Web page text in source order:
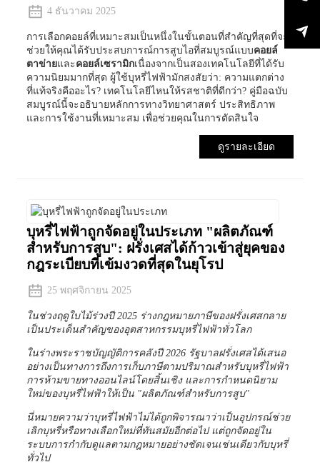
4 ธันวาคม 2025
การเลือกคอยล์ที่เหมาะสมเป็นหนึ่งในขั้นตอนที่สำคัญที่สุดที่จะ
ช่วยให้คุณได้รับประสบการณ์การสูบไอที่สมบูรณ์แบบคอยล์
ตาข่ายและคอยล์เซรามิกเนื่องจากเป็นสองเทคโนโลยีที่ได้รับ
ความนิยมมากที่สุด ผู้ใช้บุหรี่ไฟฟ้ามักสงสัยว่า: ความแตกต่าง
ที่แท้จริงคืออะไร? เทคโนโลยีไหนให้รสชาติที่ดีกว่า? คู่มือฉบับ
สมบูรณ์นี้จะอธิบายหลักการทางวิทยาศาสตร์ ประสิทธิภาพ
และการใช้งานที่เหมาะสม เพื่อช่วยคุณในการตัดสินใจ
ดูรายละเอียด
บุหรี่ไฟฟ้าถูกจัดอยู่ในประเภท "ผลิตภัณฑ์
สำหรับการสูบ": ฝรั่งเศสได้ก้าวเข้าสู่ยุคของ
กฎระเบียบที่เข้มงวดที่สุดในยุโรป
25 พฤศจิกายน 2025
ในช่วงฤดูใบไม้ร่วงปี 2025 ร่างกฎหมายภาษีของฝรั่งเศสกลาย
เป็นประเด็นสำคัญของอุตสาหกรรมบุหรี่ไฟฟ้าทั่วโลก
ในร่างพระราชบัญญัติการคลังปี 2026 รัฐบาลฝรั่งเศสได้เสนอ
อย่างเป็นทางการถึงการเก็บภาษีตามปริมาณสำหรับบุหรี่ไฟฟ้า
การห้ามขายทางออนไลน์โดยสิ้นเชิง และการกำหนดนิยาม
ใหม่ของบุหรี่ไฟฟ้าให้เป็น "ผลิตภัณฑ์สำหรับการสูบ"
นี่หมายความว่าบุหรี่ไฟฟ้าไม่ได้ถูกพิจารณาว่าเป็นอุปกรณ์ช่วย
เลิกบุหรี่หรือทางเลือกใหม่ที่ทันสมัยอีกต่อไป แต่ถูกจัดอยู่ใน
ระบบการกำกับดูแลตามกฎหมายอย่างชัดเจนเช่นเดียวกับบุหรี่
ทั่วไป